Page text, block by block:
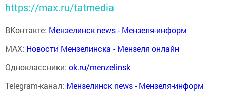
https://max.ru/tatmedia
ВКонтакте: Мензелинск news - Мензеля-информ
MAX: Новости Мензелинска - Мензеля онлайн
Одноклассники: ok.ru/menzelinsk
Telegram-канал: Мензелинск news - Мензеля-информ